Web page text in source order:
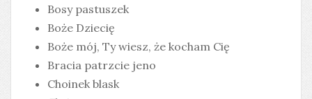
Bosy pastuszek
Boże Dziecię
Boże mój, Ty wiesz, że kocham Cię
Bracia patrzcie jeno
Choinek blask